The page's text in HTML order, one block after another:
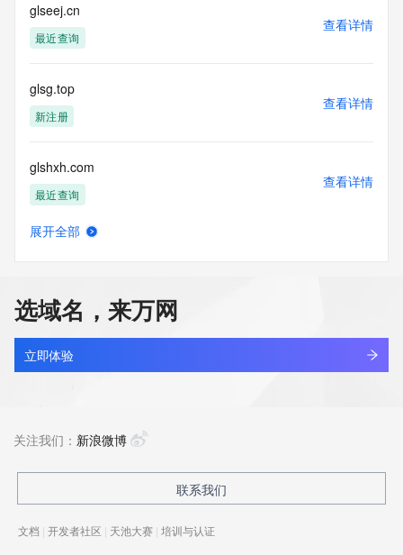
glseej.cn
最近查询
查看详情
glsg.top
新注册
查看详情
glshxh.com
最近查询
查看详情
glsps.cn
最近查询
查看详情
最近查询
展开全部
选域名，来万网
立即体验
关注我们： 新浪微博
联系我们
文档 | 开发者社区 | 天池大赛 | 培训与认证